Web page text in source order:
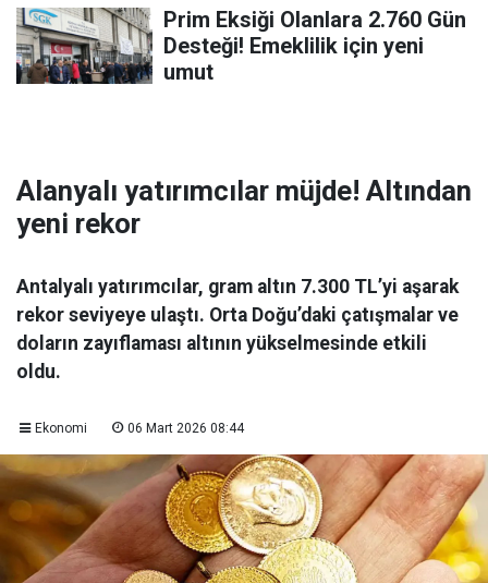
Prim Eksiği Olanlara 2.760 Gün
Desteği! Emeklilik için yeni
umut
Alanyalı yatırımcılar müjde! Altından
yeni rekor
Antalyalı yatırımcılar, gram altın 7.300 TL’yi aşarak
rekor seviyeye ulaştı. Orta Doğu’daki çatışmalar ve
doların zayıflaması altının yükselmesinde etkili
oldu.
Ekonomi 06 Mart 2026 08:44